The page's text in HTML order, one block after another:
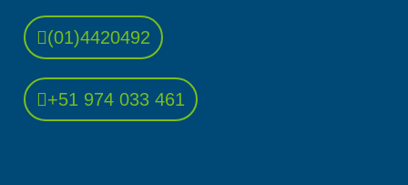
(01)4420492
+51 974 033 461